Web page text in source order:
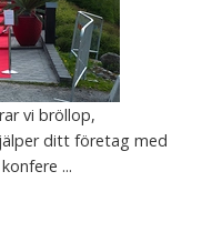
vi bröllop,
ditt företag med
...